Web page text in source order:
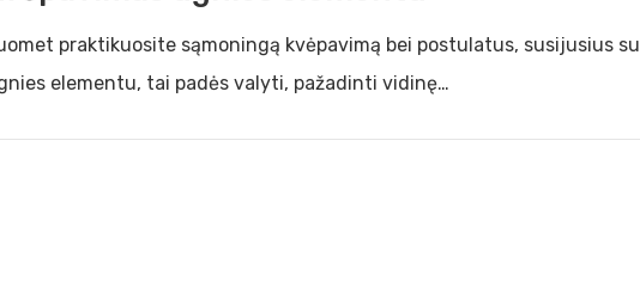
praktikuosite sąmoningą kvėpavimą bei postulatus, susijusius su
elementu, tai padės valyti, pažadinti vidinę…